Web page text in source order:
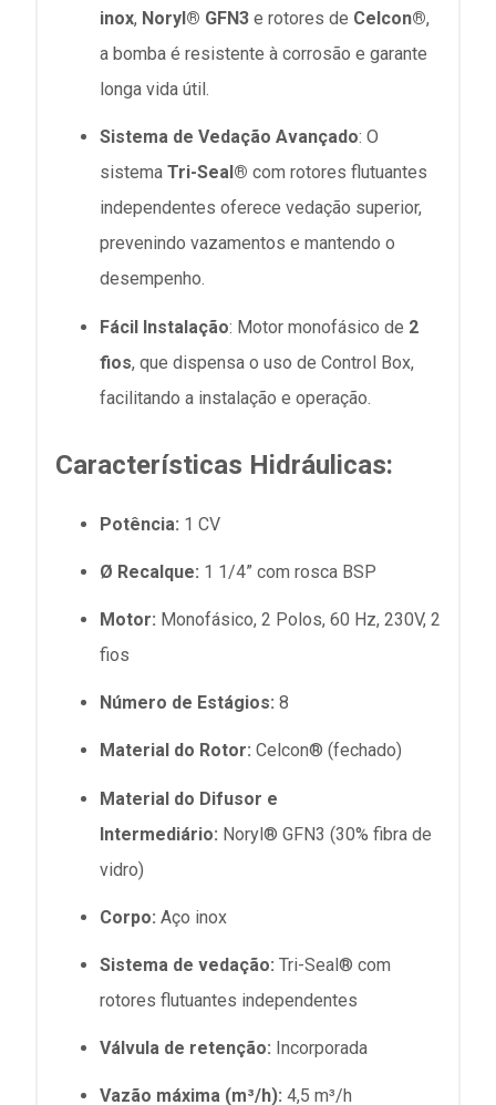
inox, Noryl® GFN3 e rotores de Celcon®,
a bomba é resistente à corrosão e garante
longa vida útil.
Sistema de Vedação Avançado: O
sistema Tri-Seal® com rotores flutuantes
independentes oferece vedação superior,
prevenindo vazamentos e mantendo o
desempenho.
Fácil Instalação: Motor monofásico de 2
fios, que dispensa o uso de Control Box,
facilitando a instalação e operação.
Características Hidráulicas:
Potência: 1 CV
Ø Recalque: 1 1/4” com rosca BSP
Motor: Monofásico, 2 Polos, 60 Hz, 230V, 2
fios
Número de Estágios: 8
Material do Rotor: Celcon® (fechado)
Material do Difusor e
Intermediário: Noryl® GFN3 (30% fibra de
vidro)
Corpo: Aço inox
Sistema de vedação: Tri-Seal® com
rotores flutuantes independentes
Válvula de retenção: Incorporada
Vazão máxima (m³/h): 4,5 m³/h